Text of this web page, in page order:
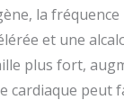
la
et une
plus fort,